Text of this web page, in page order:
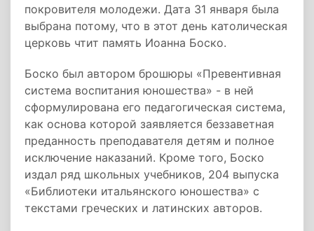
покровителя молодежи. Дата 31 января была
выбрана потому, что в этот день католическая
церковь чтит память Иоанна Боско.
Боско был автором брошюры «Превентивная
система воспитания юношества» - в ней
сформулирована его педагогическая система,
как основа которой заявляется беззаветная
преданность преподавателя детям и полное
исключение наказаний. Кроме того, Боско
издал ряд школьных учебников, 204 выпуска
«Библиотеки итальянского юношества» с
текстами греческих и латинских авторов.